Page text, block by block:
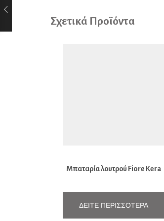
Σχετικά Προϊόντα
Μπαταρία λουτρού Fiore Kera
ΔΕΊΤΕ ΠΕΡΙΣΣΌΤΕΡΑ